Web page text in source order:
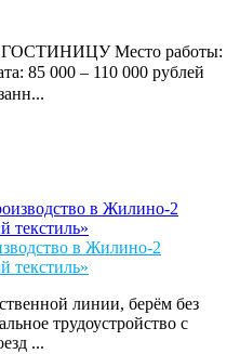
Место работы:
85 000 – 110 000 рублей
в Жилино-2
текстиль»
линии, берём без
трудоустройство с
...